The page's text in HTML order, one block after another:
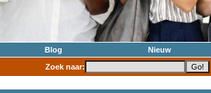
Blog Nieuw
Zoek naar: